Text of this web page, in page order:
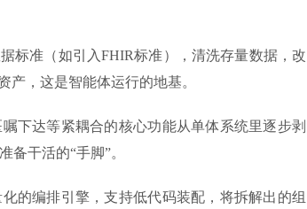
标准（如引入FHIR标准），清洗存量数据，改
产，这是智能体运行的地基。
下达等紧耦合的核心功能从单体系统里逐步剥
干活的“手脚”。
的编排引擎，支持低代码装配，将拆解出的组